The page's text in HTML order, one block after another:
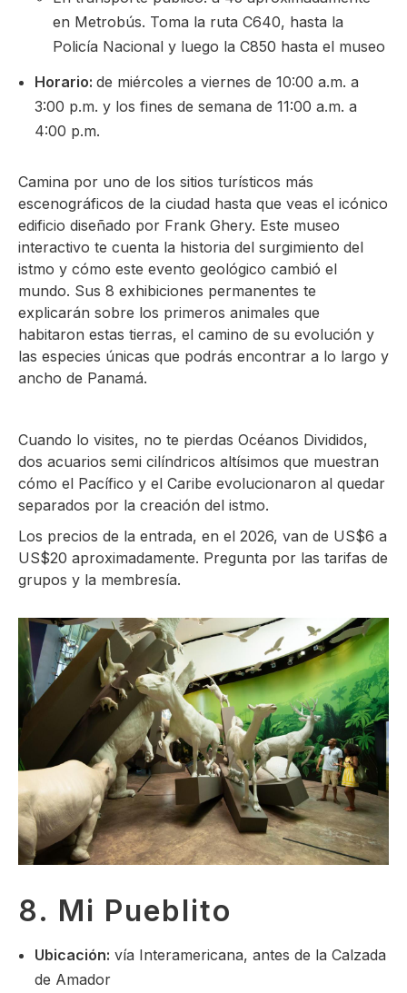
en Metrobús. Toma la ruta C640, hasta la
Policía Nacional y luego la C850 hasta el museo
Horario: de miércoles a viernes de 10:00 a.m. a
3:00 p.m. y los fines de semana de 11:00 a.m. a
4:00 p.m.
Camina por uno de los sitios turísticos más
escenográficos de la ciudad hasta que veas el icónico
edificio diseñado por Frank Ghery. Este museo
interactivo te cuenta la historia del surgimiento del
istmo y cómo este evento geológico cambió el
mundo. Sus 8 exhibiciones permanentes te
explicarán sobre los primeros animales que
habitaron estas tierras, el camino de su evolución y
las especies únicas que podrás encontrar a lo largo y
ancho de Panamá.
Cuando lo visites, no te pierdas Océanos Divididos,
dos acuarios semi cilíndricos altísimos que muestran
cómo el Pacífico y el Caribe evolucionaron al quedar
separados por la creación del istmo.
Los precios de la entrada, en el 2026, van de US$6 a
US$20 aproximadamente. Pregunta por las tarifas de
grupos y la membresía.
8. Mi Pueblito
Ubicación: vía Interamericana, antes de la Calzada
de Amador